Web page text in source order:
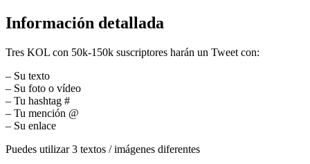
Información detallada
Tres KOL con 50k-150k suscriptores harán un Tweet con:
– Su texto
– Su foto o vídeo
– Tu hashtag #
– Tu mención @
– Su enlace
Puedes utilizar 3 textos / imágenes diferentes